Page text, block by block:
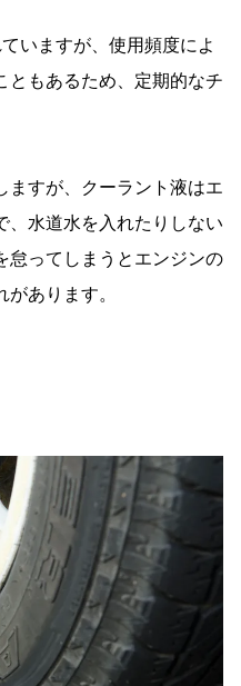
いますが、使用頻度によ
ともあるため、定期的なチ
ますが、クーラント液はエ
、水道水を入れたりしない
怠ってしまうとエンジンの
あります。